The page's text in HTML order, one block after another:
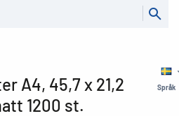
Språk
A4, 45,7 x 21,2
1200 st.